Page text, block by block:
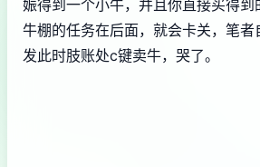
娠得到一个小牛，并且你直接买得
牛棚的任务在后面，就会卡关，笔者
发此时肢账处c键卖牛，哭了。